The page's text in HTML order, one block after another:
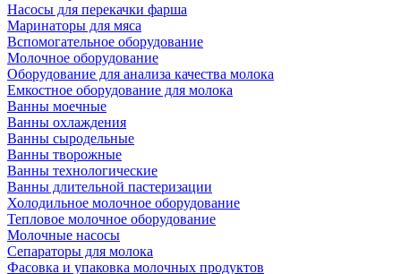
Насосы для перекачки фарша
Маринаторы для мяса
Вспомогательное оборудование
Молочное оборудование
Оборудование для анализа качества молока
Емкостное оборудование для молока
Ванны моечные
Ванны охлаждения
Ванны сыродельные
Ванны творожные
Ванны технологические
Ванны длительной пастеризации
Холодильное молочное оборудование
Тепловое молочное оборудование
Молочные насосы
Сепараторы для молока
Фасовка и упаковка молочных продуктов